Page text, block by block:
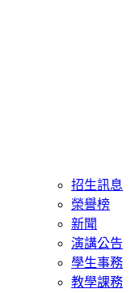
招生訊息
榮譽榜
新聞
演講公告
學生事務
教學課務